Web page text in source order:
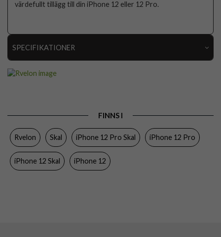
värdefullt tillägg till din iPhone 12 eller 12 Pro.
SPECIFIKATIONER
MagSafe-kompatibel, Stöttålig
Färg Genomskinlig
Varumärke
FINNS I
Rvelon Skal iPhone 12 Pro Skal iPhone 12 Pro
iPhone 12 Skal iPhone 12